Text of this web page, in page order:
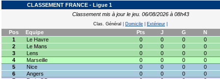
CLASSEMENT FRANCE - Ligue 1
Classement mis à jour le jeu. 06/08/2026 à 08h43
Clas. Général Domicile Extérieur
Pos Equipe Pts J G
N
1
Le Havre 0 0 0
0
2
Le Mans 0 0 0
0
3
Lens 0 0 0
0
4
Marseille 0 0 0
0
5
Nice 0 0 0
0
6
Angers 0 0 0
0